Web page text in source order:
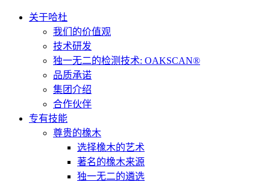
关于哈杜
我们的价值观
技术研发
独一无二的检测技术: OAKSCAN®
品质承诺
集团介绍
合作伙伴
专有技能
尊贵的橡木
选择橡木的艺术
著名的橡木来源
独一无二的遴选